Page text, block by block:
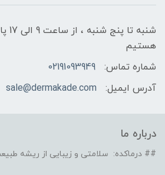
هستیم
شماره تماس:
02191093949
آدرس ایمیل:
sale@dermakade.com
درباره ما
## درماکده: سلامتی و زیبایی از ریشه